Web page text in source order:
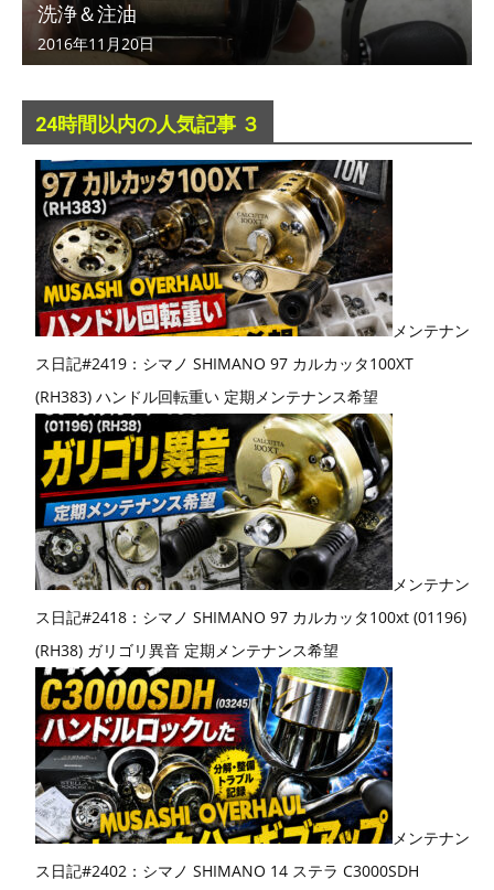
洗浄＆注油
2016年11月20日
24時間以内の人気記事 ３
メンテナン
ス日記#2419：シマノ SHIMANO 97 カルカッタ100XT
(RH383) ハンドル回転重い 定期メンテナンス希望
メンテナン
ス日記#2418：シマノ SHIMANO 97 カルカッタ100xt (01196)
(RH38) ガリゴリ異音 定期メンテナンス希望
メンテナン
ス日記#2402：シマノ SHIMANO 14 ステラ C3000SDH